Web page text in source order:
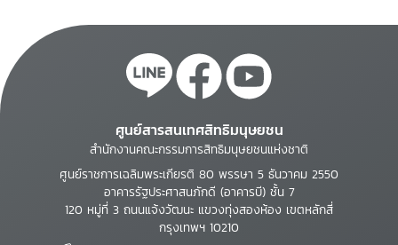
ศูนย์สารสนเทศสิทธิมนุษยชน
สำนักงานคณะกรรมการสิทธิมนุษยชนแห่งชาติ
ศูนย์ราชการเฉลิมพระเกียรติ 80 พรรษา 5 ธันวาคม 2550
อาคารรัฐประศาสนภักดี (อาคารบี) ชั้น 7
120 หมู่ที่ 3 ถนนแจ้งวัฒนะ แขวงทุ่งสองห้อง เขตหลักสี่
กรุงเทพฯ 10210